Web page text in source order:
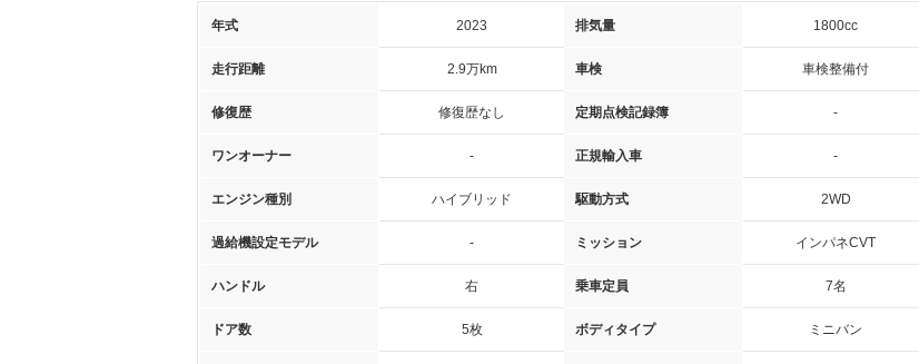
年式 2023 排気量 1800cc
走行距離 2.9万km 車検 車検整備付
修復歴 修復歴なし 定期点検記録簿 -
ワンオーナー - 正規輸入車 -
エンジン種別 ハイブリッド 駆動方式 2WD
過給機設定モデル - ミッション インパネCVT
ハンドル 右 乗車定員 7名
ドア数 5枚 ボディタイプ ミニバン